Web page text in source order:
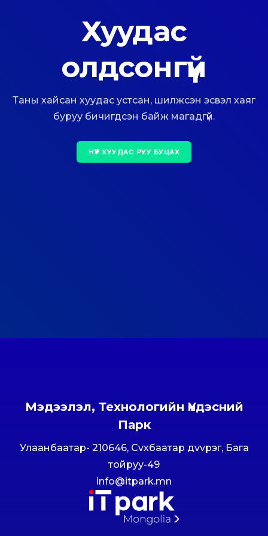
Хуудас
олдсонгүй
Таны хайсан хуудас устсан, шилжсэн эсвэл хаяг
буруу бичигдсэн байж магадгүй.
НҮҮР ХУУДАС РУУ БУЦАХ
Мэдээлэл, Технологийн Үндэсний
Парк
Улаанбаатар- 210646, Сvхбаатар дvvрэг, Бага
тойруу-49
info@itpark.mn